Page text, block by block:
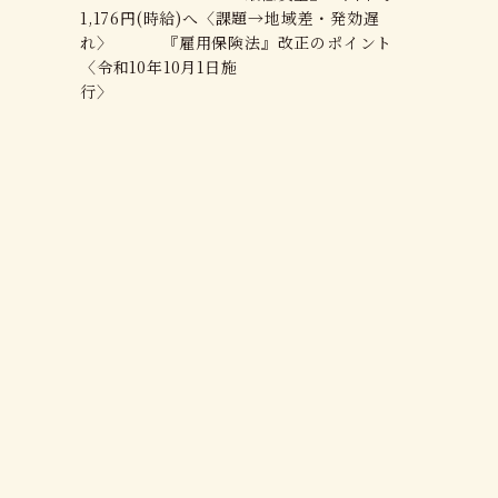
1,176円(時給)へ〈課題→地域差・発効遅
れ〉 『雇用保険法』改正のポイント
〈令和10年10月1日施
行〉